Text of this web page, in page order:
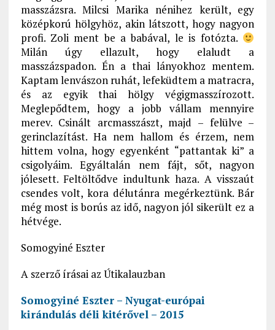
masszázsra. Milcsi Marika nénihez került, egy
középkorú hölgyhöz, akin látszott, hogy nagyon
profi. Zoli ment be a babával, le is fotózta.
Milán úgy ellazult, hogy elaludt a
masszázspadon. Én a thai lányokhoz mentem.
Kaptam lenvászon ruhát, lefeküdtem a matracra,
és az egyik thai hölgy végigmasszírozott.
Meglepődtem, hogy a jobb vállam mennyire
merev. Csinált arcmasszászt, majd – felülve –
gerinclazítást. Ha nem hallom és érzem, nem
hittem volna, hogy egyenként “pattantak ki” a
csigolyáim. Egyáltalán nem fájt, sőt, nagyon
jólesett. Feltöltődve indultunk haza. A visszaút
csendes volt, kora délutánra megérkeztünk. Bár
még most is borús az idő, nagyon jól sikerült ez a
hétvége.
Somogyiné Eszter
A szerző írásai az Útikalauzban
Somogyiné Eszter – Nyugat-európai
kirándulás déli kitérővel – 2015